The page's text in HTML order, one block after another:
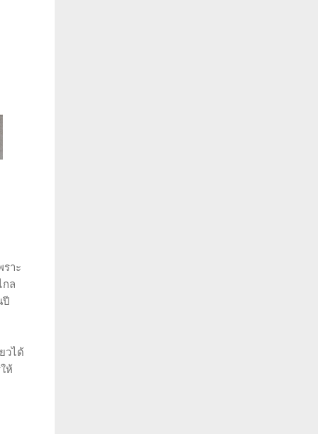
ราะ
กล
ปี
วได้
ห้